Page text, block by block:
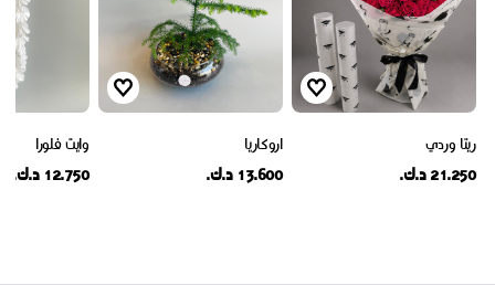
ريتا وردي
21.250 د.ك.
اروكاريا
13.600 د.ك.
وايت فلورا
12.750 د.ك.